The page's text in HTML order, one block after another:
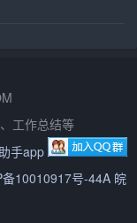
性。在讲话
符合人们的认知
、主体和结尾三
分，结尾要简洁
分明，使听众容
工作总结等
手app
备10010917号-44A 皖